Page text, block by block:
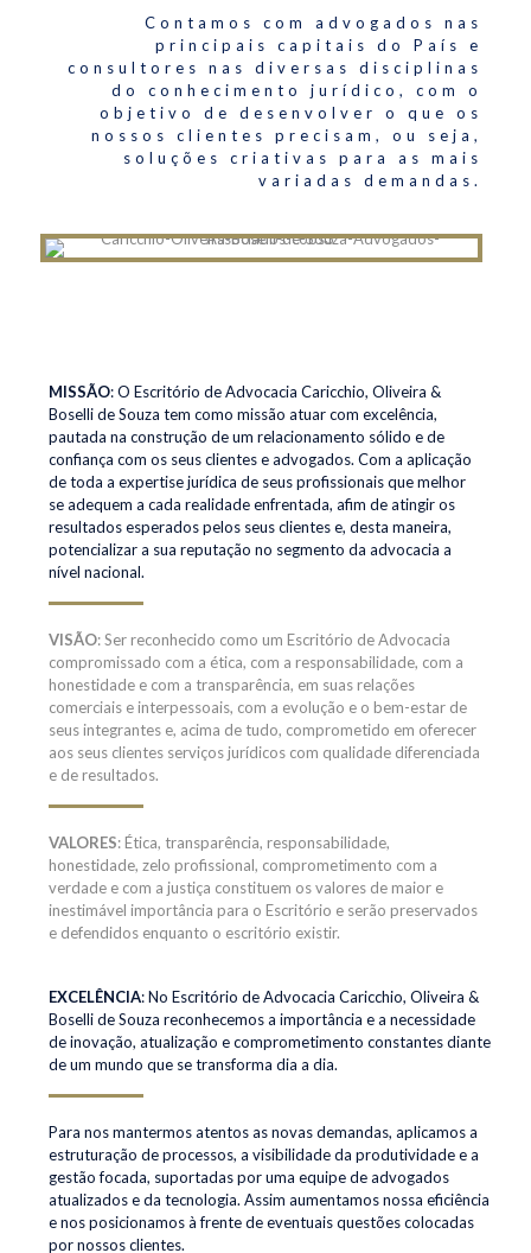
Contamos com advogados nas
principais capitais do País e
consultores nas diversas disciplinas
do conhecimento jurídico, com o
objetivo de desenvolver o que os
nossos clientes precisam, ou seja,
soluções criativas para as mais
variadas demandas.
MISSÃO: O Escritório de Advocacia Caricchio, Oliveira &
Boselli de Souza tem como missão atuar com excelência,
pautada na construção de um relacionamento sólido e de
confiança com os seus clientes e advogados. Com a aplicação
de toda a expertise jurídica de seus profissionais que melhor
se adequem a cada realidade enfrentada, afim de atingir os
resultados esperados pelos seus clientes e, desta maneira,
potencializar a sua reputação no segmento da advocacia a
nível nacional.
VISÃO: Ser reconhecido como um Escritório de Advocacia
compromissado com a ética, com a responsabilidade, com a
honestidade e com a transparência, em suas relações
comerciais e interpessoais, com a evolução e o bem-estar de
seus integrantes e, acima de tudo, comprometido em oferecer
aos seus clientes serviços jurídicos com qualidade diferenciada
e de resultados.
VALORES: Ética, transparência, responsabilidade,
honestidade, zelo profissional, comprometimento com a
verdade e com a justiça constituem os valores de maior e
inestimável importância para o Escritório e serão preservados
e defendidos enquanto o escritório existir.
EXCELÊNCIA: No Escritório de Advocacia Caricchio, Oliveira &
Boselli de Souza reconhecemos a importância e a necessidade
de inovação, atualização e comprometimento constantes diante
de um mundo que se transforma dia a dia.
Para nos mantermos atentos as novas demandas, aplicamos a
estruturação de processos, a visibilidade da produtividade e a
gestão focada, suportadas por uma equipe de advogados
atualizados e da tecnologia. Assim aumentamos nossa eficiência
e nos posicionamos à frente de eventuais questões colocadas
por nossos clientes.